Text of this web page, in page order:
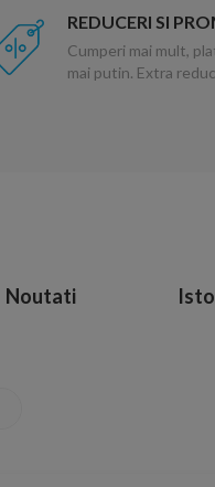
REDUCERI SI
Cumperi mai mult,
mai putin. Extra
Noutati